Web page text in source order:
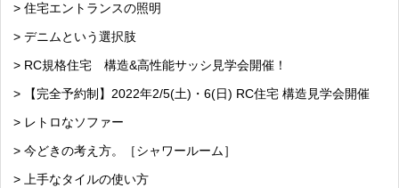
> 住宅エントランスの照明
> デニムという選択肢
> RC規格住宅 構造&高性能サッシ見学会開催！
> 【完全予約制】2022年2/5(土)・6(日) RC住宅 構造見学会開催
> レトロなソファー
> 今どきの考え方。［シャワールーム］
> 上手なタイルの使い方